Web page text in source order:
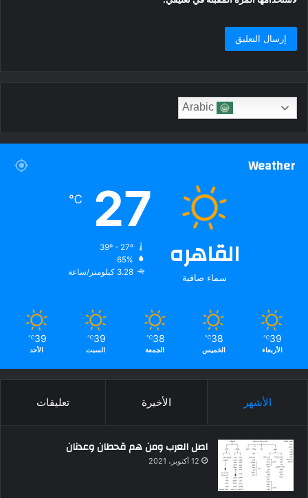
Weather
القاهره
سماء صافية
27
℃
65%
3.28 كيلومتر/ساعة
39
℃
الأربعاء
38
℃
الخميس
38
℃
الجمعة
39
℃
السبت
39
℃
الأحد
الأشهر الأخيرة تعليقات
اصل العرب ومن هم قحطان وعدنان
12 أكتوبر، 2021